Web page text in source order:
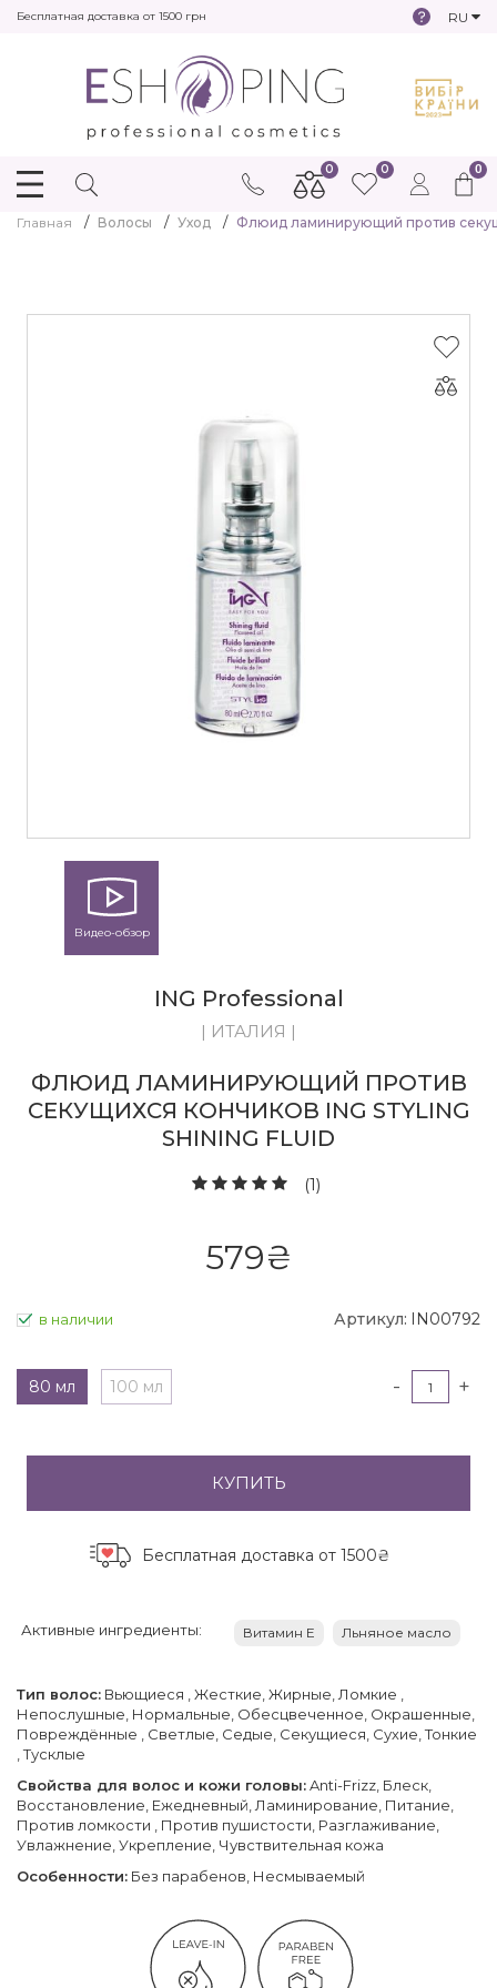
Бесплатная доставка от 1500 грн RU
0
0 0
Главная Волосы Уход Флюид ламинирующий против
Видео-обзор
ING Professional
| ИТАЛИЯ |
ФЛЮИД ЛАМИНИРУЮЩИЙ ПРОТИВ
СЕКУЩИХСЯ КОНЧИКОВ ING STYLING
SHINING FLUID
(1)
579₴
в наличии Артикул: IN00792
80 мл 100 мл - +
КУПИТЬ
Бесплатная доставка от 1500₴
Активные ингредиенты: Витамин Е Льняное масло
Тип волос: Вьющиеся , Жесткие, Жирные, Ломкие ,
Непослушные, Нормальные, Обесцвеченное, Окрашенные,
Повреждённые , Светлые, Седые, Секущиеся, Сухие, Тонкие
, Тусклые
Свойства для волос и кожи головы:Anti-Frizz, Блеск,
Восстановление, Ежедневный, Ламинирование, Питание,
Против ломкости , Против пушистости, Разглаживание,
Увлажнение, Укрепление, Чувствительная кожа
Особенности: Без парабенов, Несмываемый